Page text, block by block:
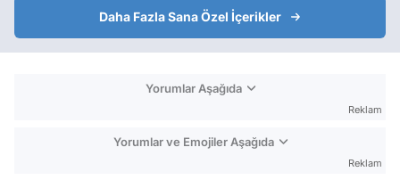
Daha Fazla Sana Özel İçerikler
Yorumlar Aşağıda
Reklam
Yorumlar ve Emojiler Aşağıda
Reklam